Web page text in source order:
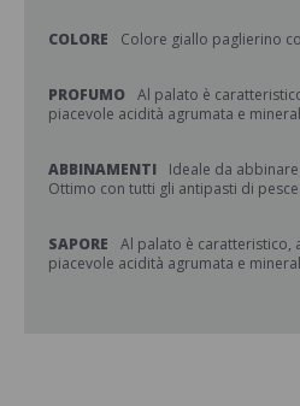
COLORE Colore giallo paglierino
PROFUMO Al palato è
piacevole acidità agrumata e
ABBINAMENTI
Ideale da
Ottimo con tutti gli antipasti di
SAPORE
Al palato è caratteristico,
piacevole acidità agrumata e